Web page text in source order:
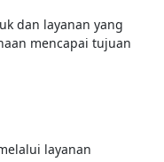
dan layanan yang
mencapai tujuan
layanan